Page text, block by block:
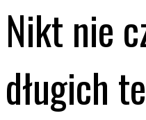
Nikt nie
długich